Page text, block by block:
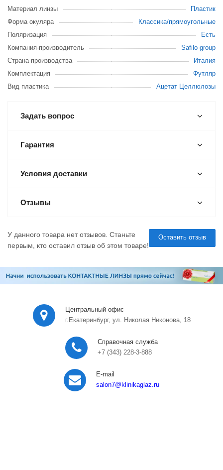
Материал линзы
Пластик
Форма окуляра
Классика/прямоугольные
Поляризация
Есть
Компания-производитель
Safilo group
Страна производства
Италия
Комплектация
Футляр
Вид пластика
Ацетат Целлюлозы
Задать вопрос
Гарантия
Условия доставки
Отзывы
Оставить отзыв
У данного товара нет отзывов. Станьте
первым, кто оставил отзыв об этом товаре!
Центральный офис
г.Екатеринбург, ул. Николая Никонова, 18
Справочная служба
+7 (343) 228-3-888
E-mail
salon7@klinikaglaz.ru